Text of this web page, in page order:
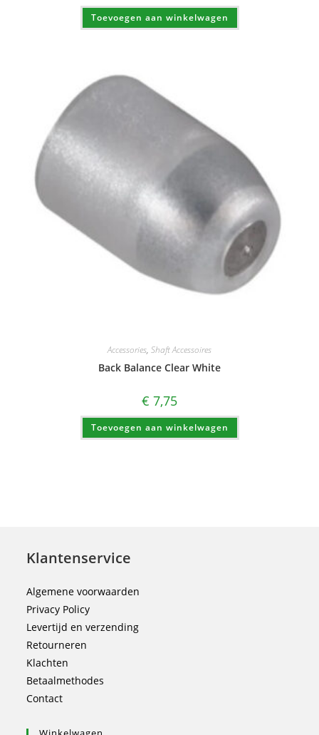
Toevoegen aan winkelwagen
Accessories, Shaft Accessoires
Back Balance Clear White
€ 7,75
Toevoegen aan winkelwagen
Klantenservice
Algemene voorwaarden
Privacy Policy
Levertijd en verzending
Retourneren
Klachten
Betaalmethodes
Contact